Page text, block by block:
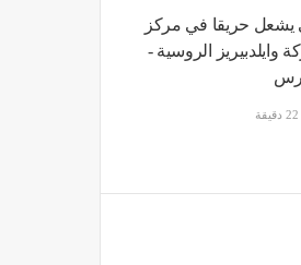
يشعل حريقا في مركز
وايلدبيريز الروسية -
برس